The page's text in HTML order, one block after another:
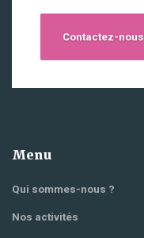
Contactez-nous
Menu
Qui sommes-nous ?
Nos activités